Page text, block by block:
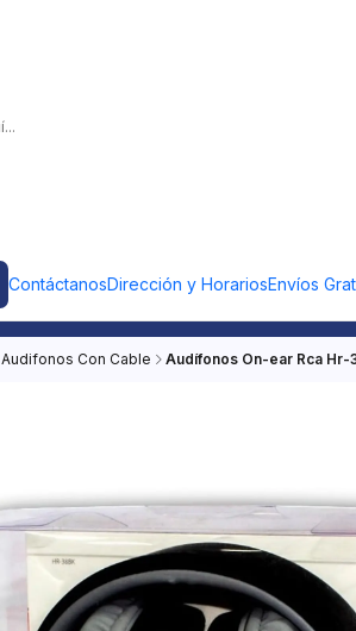
ContáctanosDirección y HorariosEnvíos
Audifonos Con Cable Audífonos On-ear Rca Hr-